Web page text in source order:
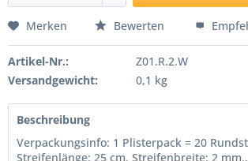
Merken Bewerten
Artikel-Nr.:
Z01.R.2.W
Versandgewicht:
0,1 kg
Beschreibung
Verpackungsinfo: 1 Plisterpack = 20
Streifenlänge: 25 cm, Streifenbreite: 2